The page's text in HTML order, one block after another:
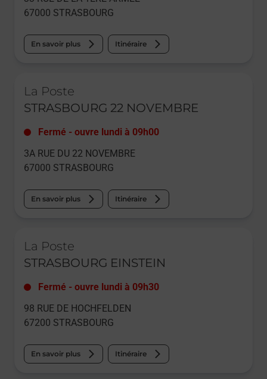
67000 STRASBOURG
En savoir plus Itinéraire
La Poste
STRASBOURG 22 NOVEMBRE
Fermé - ouvre lundi à 09h00
3A RUE DU 22 NOVEMBRE
67000 STRASBOURG
En savoir plus Itinéraire
La Poste
STRASBOURG EINSTEIN
Fermé - ouvre lundi à 09h30
98 RUE DE HOCHFELDEN
67200 STRASBOURG
En savoir plus Itinéraire